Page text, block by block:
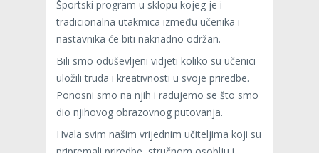
Športski program u sklopu kojeg je i
tradicionalna utakmica između učenika i
nastavnika će biti naknadno održan.
Bili smo oduševljeni vidjeti koliko su učenici
uložili truda i kreativnosti u svoje priredbe.
Ponosni smo na njih i radujemo se što smo
dio njihovog obrazovnog putovanja.
Hvala svim našim vrijednim učiteljima koji su